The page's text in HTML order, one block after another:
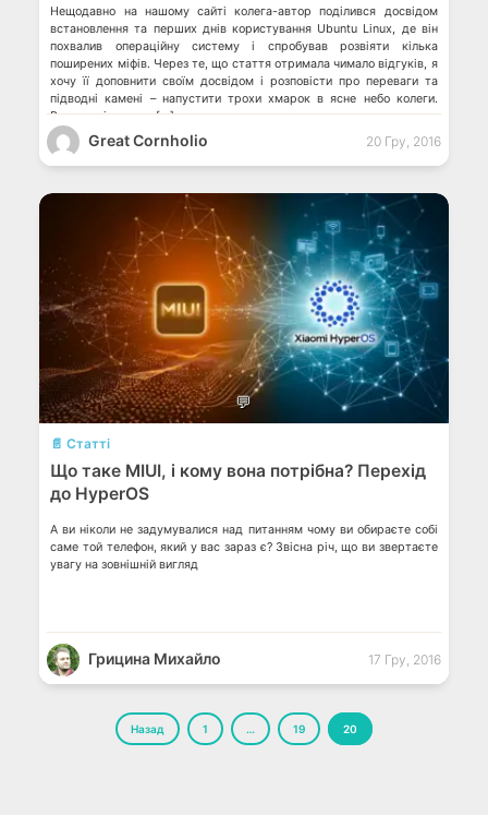
Нещодавно на нашому сайті колега-автор поділився досвідом
встановлення та перших днів користування Ubuntu Linux, де він
похвалив операційну систему і спробував розвіяти кілька
поширених міфів. Через те, що стаття отримала чимало відгуків, я
хочу її доповнити своїм досвідом і розповісти про переваги та
підводні камені – напустити трохи хмарок в ясне небо колеги.
Вперше зіткнувся […]
Great Cornholio 20 Гру, 2016
💬
📄 Статті
Що таке MIUI, і кому вона потрібна? Перехід
до HyperOS
А ви ніколи не задумувалися над питанням чому ви обираєте собі
саме той телефон, який у вас зараз є? Звісна річ, що ви звертаєте
увагу на зовнішній вигляд
Грицина Михайло 17 Гру, 2016
Пагінація
записів
Назад 1 … 19 20